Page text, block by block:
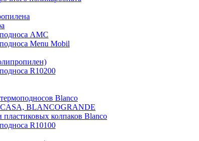
AMC
Menu Mobil
R10200
Blanco
BLANCOGRANDE
колпаков Blanco
R10100